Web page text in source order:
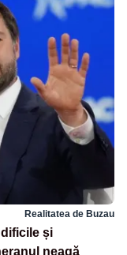
Realitatea de Buzau
și
neagă